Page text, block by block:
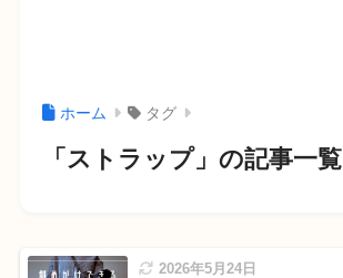
ホーム タグ
「ストラップ」の記事一覧
2026年5月24日